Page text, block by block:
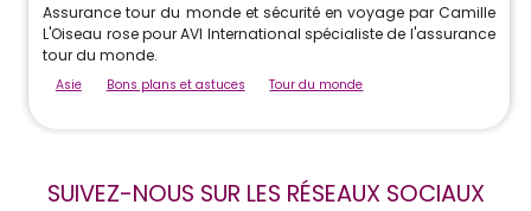
Assurance tour du monde et sécurité en voyage par Camille
L'Oiseau rose pour AVI International spécialiste de l'assurance
tour du monde.
Asie Bons plans et astuces Tour du monde
SUIVEZ-NOUS SUR LES RÉSEAUX SOCIAUX